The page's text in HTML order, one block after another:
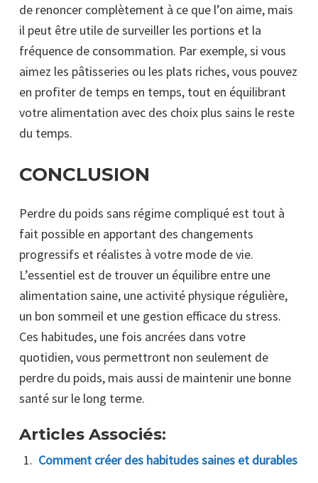
de renoncer complètement à ce que l’on aime, mais
il peut être utile de surveiller les portions et la
fréquence de consommation. Par exemple, si vous
aimez les pâtisseries ou les plats riches, vous pouvez
en profiter de temps en temps, tout en équilibrant
votre alimentation avec des choix plus sains le reste
du temps.
CONCLUSION
Perdre du poids sans régime compliqué est tout à
fait possible en apportant des changements
progressifs et réalistes à votre mode de vie.
L’essentiel est de trouver un équilibre entre une
alimentation saine, une activité physique régulière,
un bon sommeil et une gestion efficace du stress.
Ces habitudes, une fois ancrées dans votre
quotidien, vous permettront non seulement de
perdre du poids, mais aussi de maintenir une bonne
santé sur le long terme.
Articles Associés:
Comment créer des habitudes saines et durables